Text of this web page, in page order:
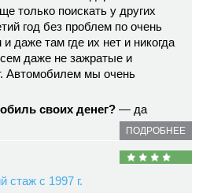
только поискать у других
год без проблем по очень
даже там где их нет и никогда
даже не зажратые и
Автомобилем мы очень
своих денег? — да
ПОДРОБНЕЕ
стаж с 1997 г.